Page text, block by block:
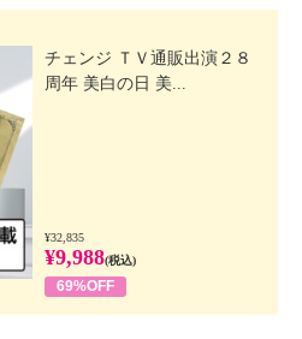
チェンジ ＴＶ通販出演２８
周年 美白の日 美...
¥32,835
¥9,988(税込)
69%OFF